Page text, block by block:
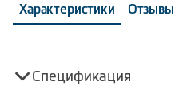
Характеристики Отзывы
Спецификация